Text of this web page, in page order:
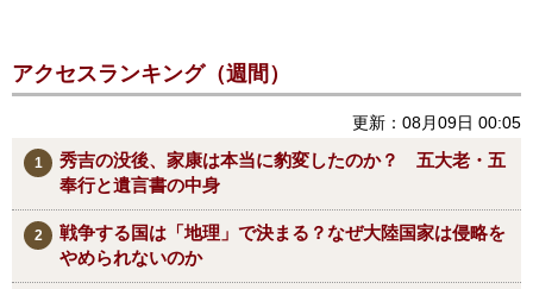
アクセスランキング（週間）
更新：08月09日 00:05
秀吉の没後、家康は本当に豹変したのか？ 五大老・五
奉行と遺言書の中身
戦争する国は「地理」で決まる？なぜ大陸国家は侵略を
やめられないのか